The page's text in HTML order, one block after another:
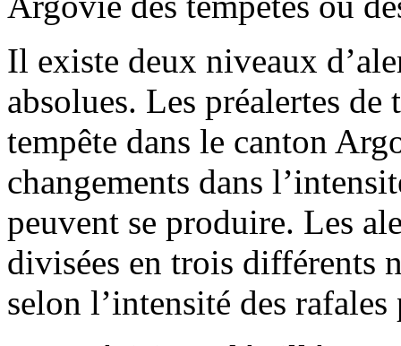
Il existe deux niveaux
absolues. Les préalertes de
tempête dans le canton
changements dans
peuvent se produire. Les
divisées en trois différents
selon l’intensité des rafales